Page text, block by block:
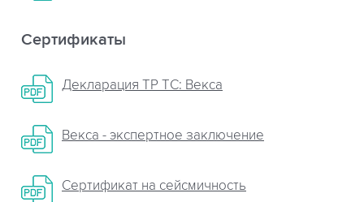
Сертификаты
Декларация ТР ТС: Векса
Векса - экспертное заключение
Сертификат на сейсмичность